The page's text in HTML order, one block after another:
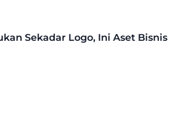
Sekadar Logo, Ini Aset Bisnis